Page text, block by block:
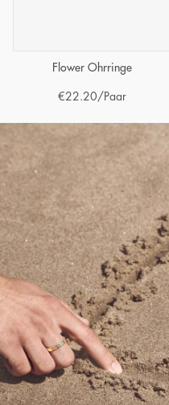
Flower Ohrringe
€22.20/Paar